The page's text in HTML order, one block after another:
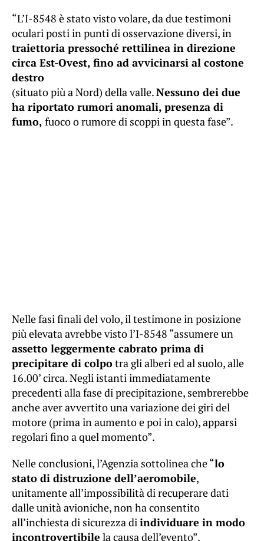
“L’I-8548 è stato visto volare, da due testimoni
oculari posti in punti di osservazione diversi, in
traiettoria pressoché rettilinea in direzione
circa Est-Ovest, fino ad avvicinarsi al costone
destro
(situato più a Nord) della valle.Nessuno dei due
ha riportato rumori anomali, presenza di
fumo, fuoco o rumore di scoppi in questa fase”.
Nelle fasi finali del volo, il testimone in posizione
più elevata avrebbe visto l’I-8548 “assumere un
assetto leggermente cabrato prima di
precipitare di colpotra gli alberi ed al suolo, alle
16.00’ circa. Negli istanti immediatamente
precedenti alla fase di precipitazione, sembrerebbe
anche aver avvertito una variazione dei giri del
motore (prima in aumento e poi in calo), apparsi
regolari fino a quel momento”.
Nelle conclusioni, l’Agenzia sottolinea che “lo
stato di distruzione dell’aeromobile,
unitamente all’impossibilità di recuperare dati
dalle unità avioniche, non ha consentito
all’inchiesta di sicurezza diindividuare in modo
incontrovertibile la causa dell’evento”.